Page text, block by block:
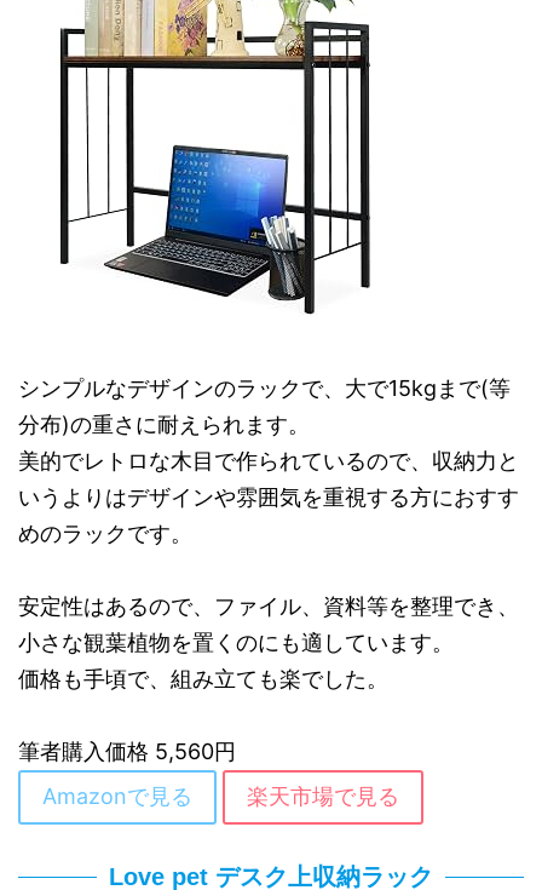
シンプルなデザインのラックで、大で15kgまで(等
分布)の重さに耐えられます。
美的でレトロな木目で作られているので、収納力と
いうよりはデザインや雰囲気を重視する方におすす
めのラックです。
安定性はあるので、ファイル、資料等を整理でき、
小さな観葉植物を置くのにも適しています。
価格も手頃で、組み立ても楽でした。
筆者購入価格 5,560円
Amazonで見る
楽天市場で見る
Love pet デスク上収納ラック